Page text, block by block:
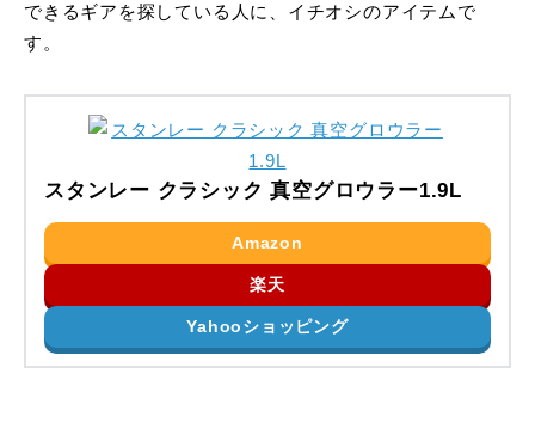
できるギアを探している人に、イチオシのアイテムで
す。
スタンレー クラシック 真空グロウラー1.9L
Amazon
楽天
Yahooショッピング